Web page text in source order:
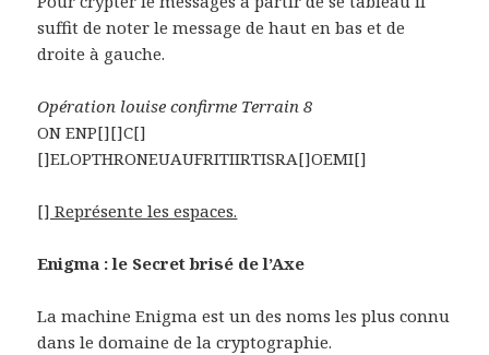
suffit de noter le message de haut en bas et de
droite à gauche.
Opération louise confirme Terrain 8
ON ENP[][]C[]
[]ELOPTHRONEUAUFRITIIRTISRA[]OEMI[]
[] Représente les espaces.
Enigma : le Secret brisé de l’Axe
La machine Enigma est un des noms les plus connu
dans le domaine de la cryptographie.